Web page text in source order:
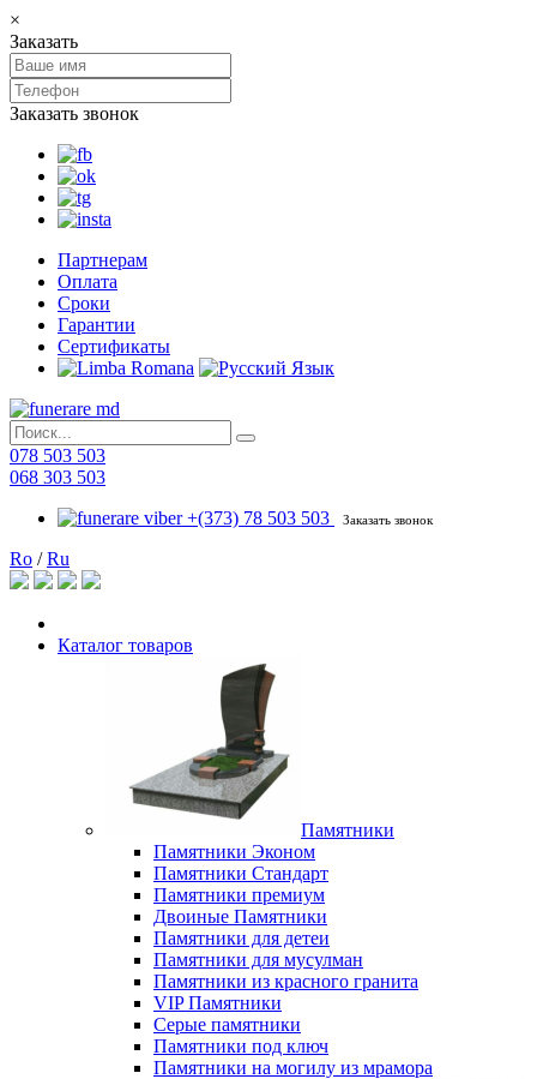
×
Заказать
Заказать звонок
Партнерам
Оплата
Сроки
Гарантии
Сертификаты
078 503 503
068 303 503
+(373) 78 503 503
Заказать звонок
Ro /Ru
Каталог товаров
Памятники
Памятники Эконом
Памятники Стандарт
Памятники премиум
Двоиные Памятники
Памятники для детеи
Памятники для мусулман
Памятники из красного гранита
VIP Памятники
Серые памятники
Памятники под ключ
Памятники на могилу из мрамора